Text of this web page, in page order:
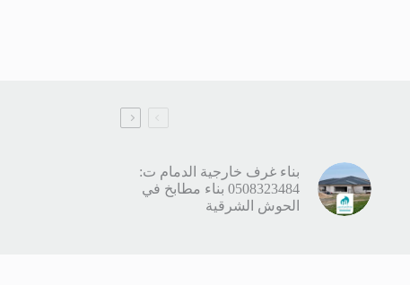
بناء غرف خارجية الدمام ت:
0508323484 بناء مطابخ في
الحوش الشرقية